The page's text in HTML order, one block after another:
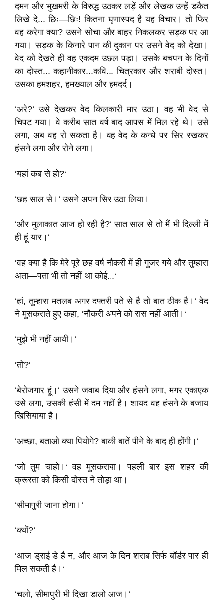
दमन और भुखमरी के विरुद्ध उठकर लड़ें और लेखक उन्हें डकैत
लिखे दे... छिः—छिः! कितना घृणास्पद है यह विचार। तो फिर
वह करेगा क्या? उसने सोचा और बाहर निकलकर सड़क पर आ
गया। सड़क के किनारे पान की दुकान पर उसने वेद को देखा।
वेद को देखते ही वह एकदम उछल पड़ा। उसके बचपन के दिनों
का दोस्त... कहानीकार...कवि... चित्रकार और शराबी दोस्त।
उसका हमशहर, हमख्याल और हमदर्द।
‘अरे?‘ उसे देखकर वेद किलकारी मार उठा। वह भी वेद से
चिपट गया। वे करीब सात वर्ष बाद आपस में मिल रहे थे। उसे
लगा, अब वह रो सकता है। वह वेद के कन्धे पर सिर रखकर
हंसने लगा और रोने लगा।
‘यहां कब से हो?‘
‘छह साल से।‘ उसने अपन सिर उठा लिया।
‘और मुलाकात आज हो रही है?‘ सात साल से तो मैं भी दिल्ली में
ही हूं यार।‘
‘वह क्या है कि मेरे पूरे छह वर्ष नौकरी में ही गुजर गये और तुम्हारा
अता—पता भी तो नहीं था कोई...‘
‘हां, तुम्हारा मतलब अगर दफ्तरी पते से है तो बात ठीक है।‘ वेद
ने मुसकराते हुए कहा, ‘नौकरी अपने को रास नहीं आती।‘
‘मुझे भी नहीं आयी।‘
‘तो?‘
‘बेरोजगार हूं।‘ उसने जवाब दिया और हंसने लगा, मगर एकाएक
उसे लगा, उसकी हंसी में दम नहीं है। शायद वह हंसने के बजाय
खिसियाया है।
‘अच्छा, बताओ क्या पियोगे? बाकी बातें पीने के बाद ही होंगी।‘
‘जो तुम चाहो।‘ वह मुसकराया। पहली बार इस शहर की
क्रूरता को किसी दोस्त ने तोड़ा था।
‘सीमापुरी जाना होगा।‘
‘क्यों?‘
‘आज ड्राई डे है न, और आज के दिन शराब सिर्फ बॉर्डर पार ही
मिल सकती है।‘
‘चलो, सीमापुरी भी दिखा डालो आज।‘